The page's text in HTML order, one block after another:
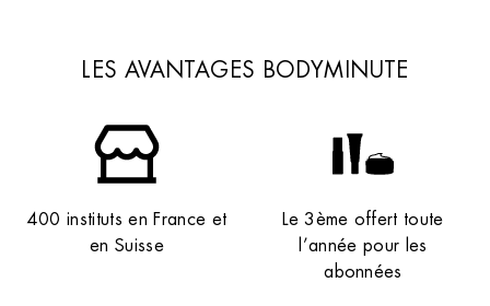
LES AVANTAGES BODYMINUTE
400 instituts en France et
en Suisse
Le 3ème offert toute
l’année pour les
abonnées